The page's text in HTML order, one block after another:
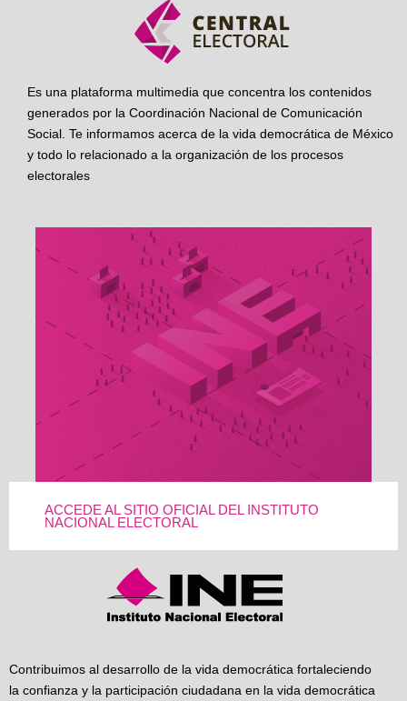
Es una plataforma multimedia que concentra los contenidos
generados por la Coordinación Nacional de Comunicación
Social. Te informamos acerca de la vida democrática de México
y todo lo relacionado a la organización de los procesos
electorales
ACCEDE AL SITIO OFICIAL DEL INSTITUTO
NACIONAL ELECTORAL
Contribuimos al desarrollo de la vida democrática fortaleciendo
la confianza y la participación ciudadana en la vida democrática